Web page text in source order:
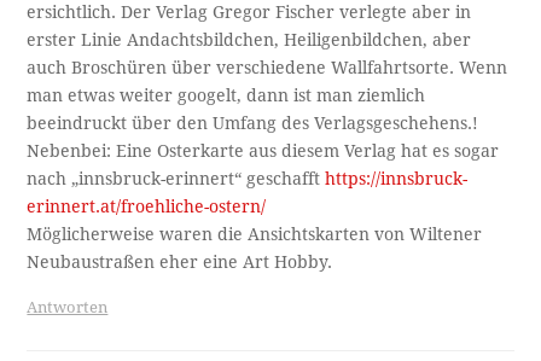
ersichtlich. Der Verlag Gregor Fischer verlegte aber in
erster Linie Andachtsbildchen, Heiligenbildchen, aber
auch Broschüren über verschiedene Wallfahrtsorte. Wenn
man etwas weiter googelt, dann ist man ziemlich
beeindruckt über den Umfang des Verlagsgeschehens.!
Nebenbei: Eine Osterkarte aus diesem Verlag hat es sogar
nach „innsbruck-erinnert“ geschaffthttps://innsbruck-
erinnert.at/froehliche-ostern/
Möglicherweise waren die Ansichtskarten von Wiltener
Neubaustraßen eher eine Art Hobby.
Antworten